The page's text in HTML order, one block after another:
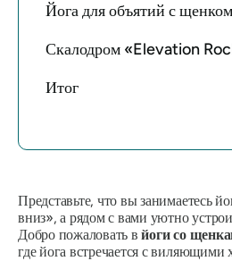
Йога для объятий с щенком
Скалодром «Elevation
Итог
Представьте, что вы занимаетесь
вниз», а рядом с вами уютно
Добро пожаловать вйоги со
где йога встречается с виляющими